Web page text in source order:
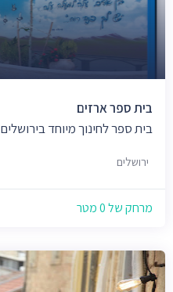
בית ספר ארזים
בית ספר לחינוך מיוחד בירושלים
ירושלים
מרחק של 0 מטר